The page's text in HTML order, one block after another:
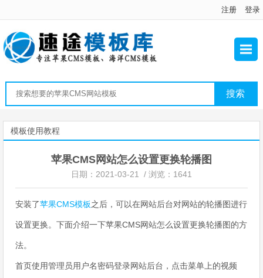
注册 登录
模板使用教程
苹果CMS网站怎么设置更换轮播图
日期：2021-03-21 / 浏览：1641
安装了苹果CMS模板之后，可以在网站后台对网站的轮播图进行
设置更换。下面介绍一下苹果CMS网站怎么设置更换轮播图的方
法。
首页使用管理员用户名密码登录网站后台，点击菜单上的视频